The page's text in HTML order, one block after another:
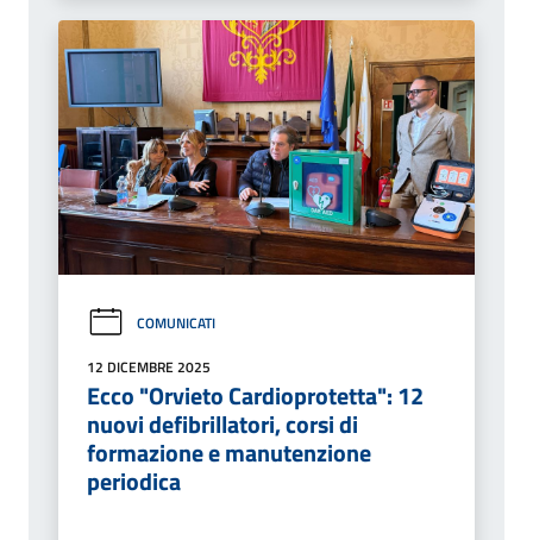
COMUNICATI
12 DICEMBRE 2025
Ecco "Orvieto Cardioprotetta": 12
nuovi defibrillatori, corsi di
formazione e manutenzione
periodica